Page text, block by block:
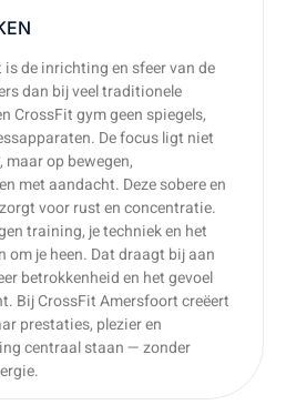
de inrichting en sfeer van de
dan bij veel traditionele
CrossFit gym geen spiegels,
De focus ligt niet
op bewegen,
met aandacht. Deze sobere en
voor rust en concentratie.
training, je techniek en het
om je heen. Dat draagt bij aan
betrokkenheid en het gevoel
Bij CrossFit Amersfoort creëert
prestaties, plezier en
centraal staan — zonder